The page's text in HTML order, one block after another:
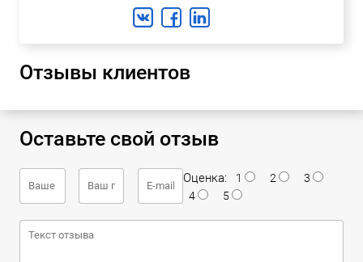
Отзывы клиентов
Оставьте свой отзыв
Оценка: 1 2
3
4
5